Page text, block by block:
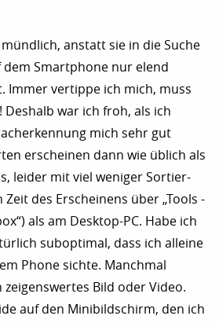
anstatt sie in die Suche
dem Smartphone nur elend
Immer vertippe ich mich, muss
war ich froh, als ich
mich sehr gut
erscheinen dann wie üblich als
leider mit viel weniger Sortier-
des Erscheinens über „Tools -
als am Desktop-PC. Habe ich
suboptimal, dass ich alleine
Phone sichte. Manchmal
Bild oder Video.
auf den Minibildschirm, den ich